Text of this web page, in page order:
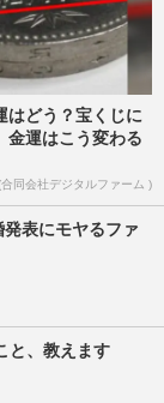
はどう？宝くじに
金運はこう変わる
合同会社デジタルファーム )
表にモヤるファ
と、教えます